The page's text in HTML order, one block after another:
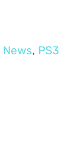
News, PS3